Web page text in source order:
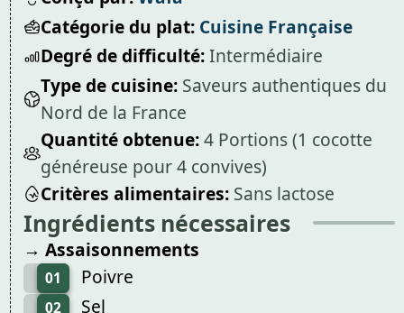
Catégorie du plat: Cuisine Française
Degré de difficulté:Intermédiaire
Type de cuisine: Saveurs authentiques du
Nord de la France
Quantité obtenue:4 Portions (1 cocotte
généreuse pour 4 convives)
Critères alimentaires: Sans lactose
Ingrédients nécessaires
→ Assaisonnements
01 Poivre
02
Sel